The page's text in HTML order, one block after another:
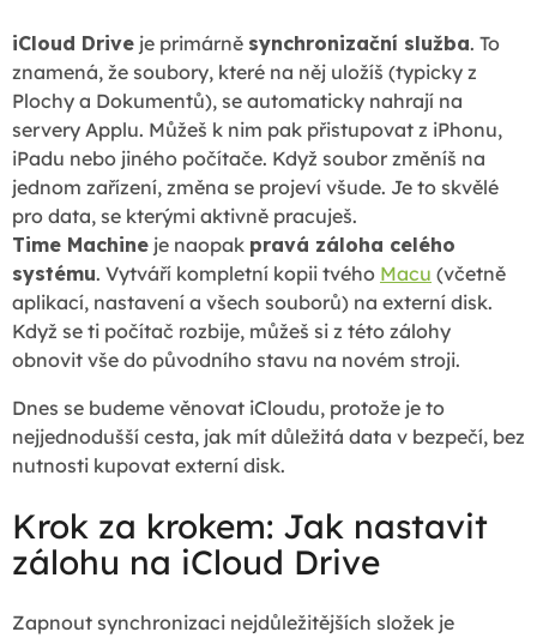
iCloud Drive je primárně synchronizační služba. To
znamená, že soubory, které na něj uložíš (typicky z
Plochy a Dokumentů), se automaticky nahrají na
servery Applu. Můžeš k nim pak přistupovat z iPhonu,
iPadu nebo jiného počítače. Když soubor změníš na
jednom zařízení, změna se projeví všude. Je to skvělé
pro data, se kterými aktivně pracuješ.
Time Machine je naopak pravá záloha celého
systému. Vytváří kompletní kopii tvého Macu (včetně
aplikací, nastavení a všech souborů) na externí disk.
Když se ti počítač rozbije, můžeš si z této zálohy
obnovit vše do původního stavu na novém stroji.
Dnes se budeme věnovat iCloudu, protože je to
nejjednodušší cesta, jak mít důležitá data v bezpečí, bez
nutnosti kupovat externí disk.
Krok za krokem: Jak nastavit
zálohu na iCloud Drive
Zapnout synchronizaci nejdůležitějších složek je